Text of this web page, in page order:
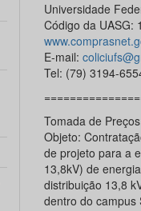
Universidade
Código da UASG:
E-mail:
Tel: (79) 3194-
Tomada de
Objeto:
de projeto para a
13,8kV) de
distribuição 13,8
dentro do campus